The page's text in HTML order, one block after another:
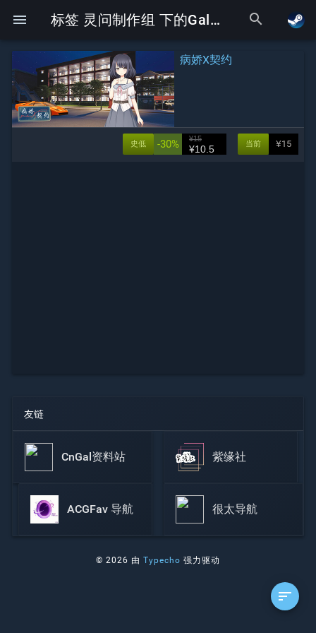
menu 标签 灵问制作组 下的Galgame search
病娇X契约
¥15
当前
-30% ¥15
¥10.5
史低
友链
CnGal资料站 紫缘社
ACGFav 导航 很太导航
© 2026 由Typecho 强力驱动
sort